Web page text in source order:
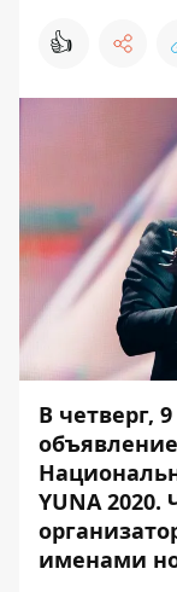
👍
В четверг,
YUNA 2020.
именами